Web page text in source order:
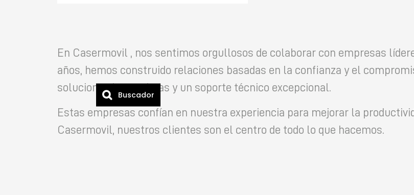
En Casermovil , nos sentimos orgullosos de colaborar con empresas
años, hemos construido relaciones basadas en la confianza y el
soluciones innovadoras y un soporte técnico excepcional.
Estas empresas confían en nuestra experiencia para mejorar la
Casermovil, nuestros clientes son el centro de todo lo que hacemos.
Buscador